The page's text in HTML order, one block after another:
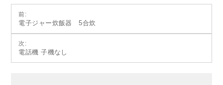
投
稿
ナ
ビ
前:
電子ジャー炊飯器 5合炊
次:
電話機 子機なし